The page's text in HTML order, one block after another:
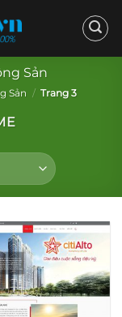
Sản
Sản / Trang 3